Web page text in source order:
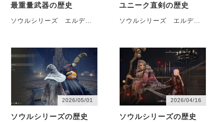
最重量武器の歴史
ソウルシリーズ エルデン
デモンズソウル ブラムド
腐れ谷「乙女アストラエ
ア」討伐後 …
ユニーク直剣の歴史
ソウルシリーズ エルデ
ます
デモンズソウル つら
ぬきの剣 ボーレタリア王城
3になんかポロ…
2026/05/01
ソウルシリーズの歴史
2026/04/16
ソウルシリーズの歴史